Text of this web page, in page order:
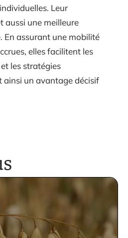
Leur
aussi une meilleure
En assurant une mobilité
elles facilitent les
les stratégies
ainsi un avantage décisif